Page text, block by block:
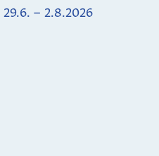
29.6. – 2.8.2026